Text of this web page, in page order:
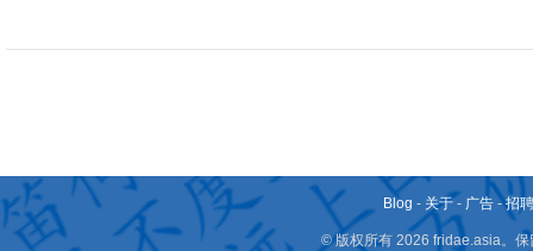
Blog - 关于 - 广告 -招
© 版权所有 2026 fridae.asia。